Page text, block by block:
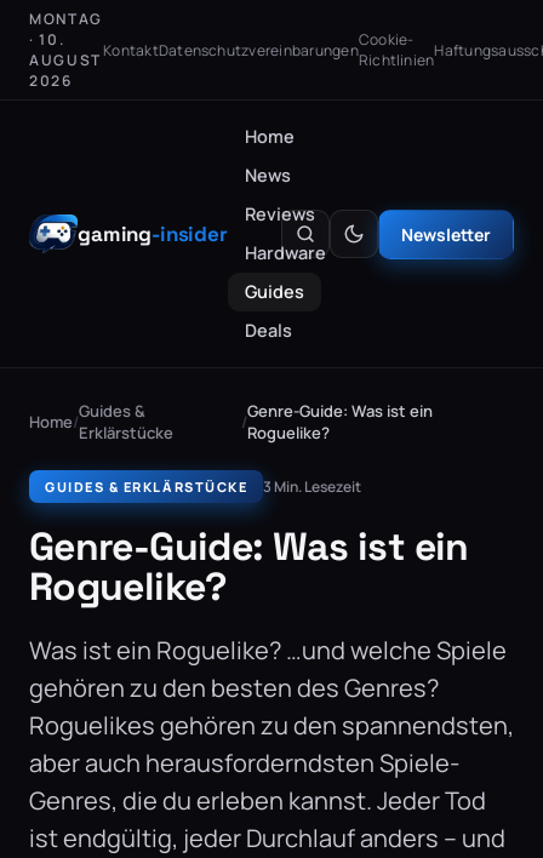
MONTAG
· 10.
AUGUST
2026
KontaktDatenschutzvereinbarungenCookie-
Richtlinien
gaming-insider
Home
News
Reviews
Hardware
Guides
Deals
Newsletter
Home/Guides &
Erklärstücke
/Genre-Guide: Was ist ein
Roguelike?
GUIDES & ERKLÄRSTÜCKE 3 Min. Lesezeit
Genre-Guide: Was ist ein
Roguelike?
Was ist ein Roguelike? …und welche Spiele
gehören zu den besten des Genres?
Roguelikes gehören zu den spannendsten,
aber auch herausforderndsten Spiele-
Genres, die du erleben kannst. Jeder Tod
ist endgültig, jeder Durchlauf anders – und